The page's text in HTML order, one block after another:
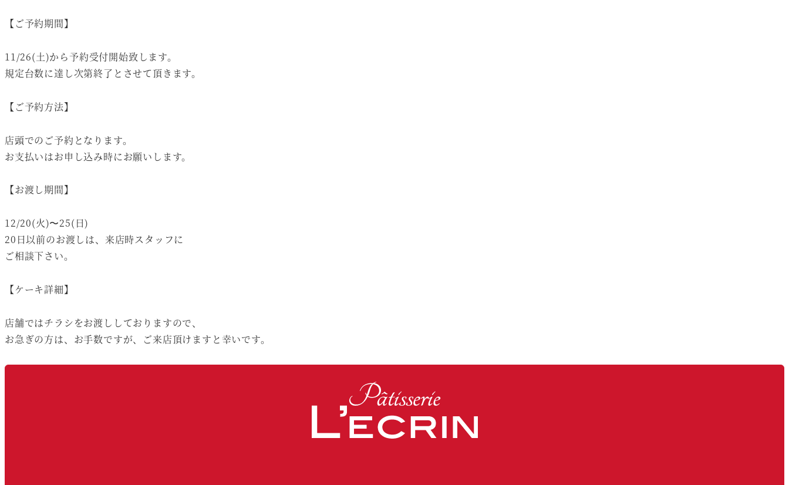
【ご予約期間】
11/26(土)から予約受付開始致します。
規定台数に達し次第終了とさせて頂きます。
【ご予約方法】
店頭でのご予約となります。
お支払いはお申し込み時にお願いします。
【お渡し期間】
12/20(火)〜25(日)
20日以前のお渡しは、来店時スタッフに
ご相談下さい。
【ケーキ詳細】
店舗ではチラシをお渡ししておりますので、
お急ぎの方は、お手数ですが、ご来店頂けますと幸いです。